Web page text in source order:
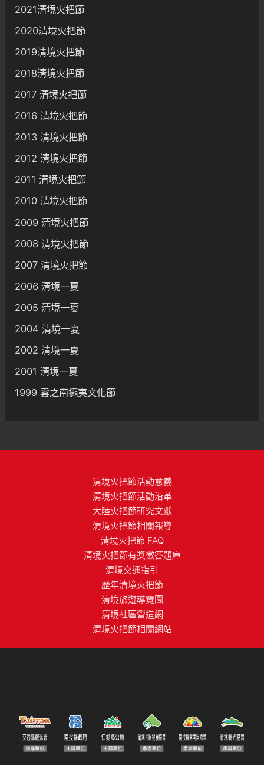
2021清境火把節
2020清境火把節
2019清境火把節
2018清境火把節
2017 清境火把節
2016 清境火把節
2013 清境火把節
2012 清境火把節
2011 清境火把節
2010 清境火把節
2009 清境火把節
2008 清境火把節
2007 清境火把節
2006 清境一夏
2005 清境一夏
2004 清境一夏
2002 清境一夏
2001 清境一夏
1999 雲之南擺夷文化節
清境火把節活動意義
清境火把節活動沿革
大陸火把節研究文獻
清境火把節相關報導
清境火把節 FAQ
清境火把節有獎徵答題庫
清境交通指引
歷年清境火把節
清境旅遊導覽圖
清境社區營造網
清境火把節相關網站